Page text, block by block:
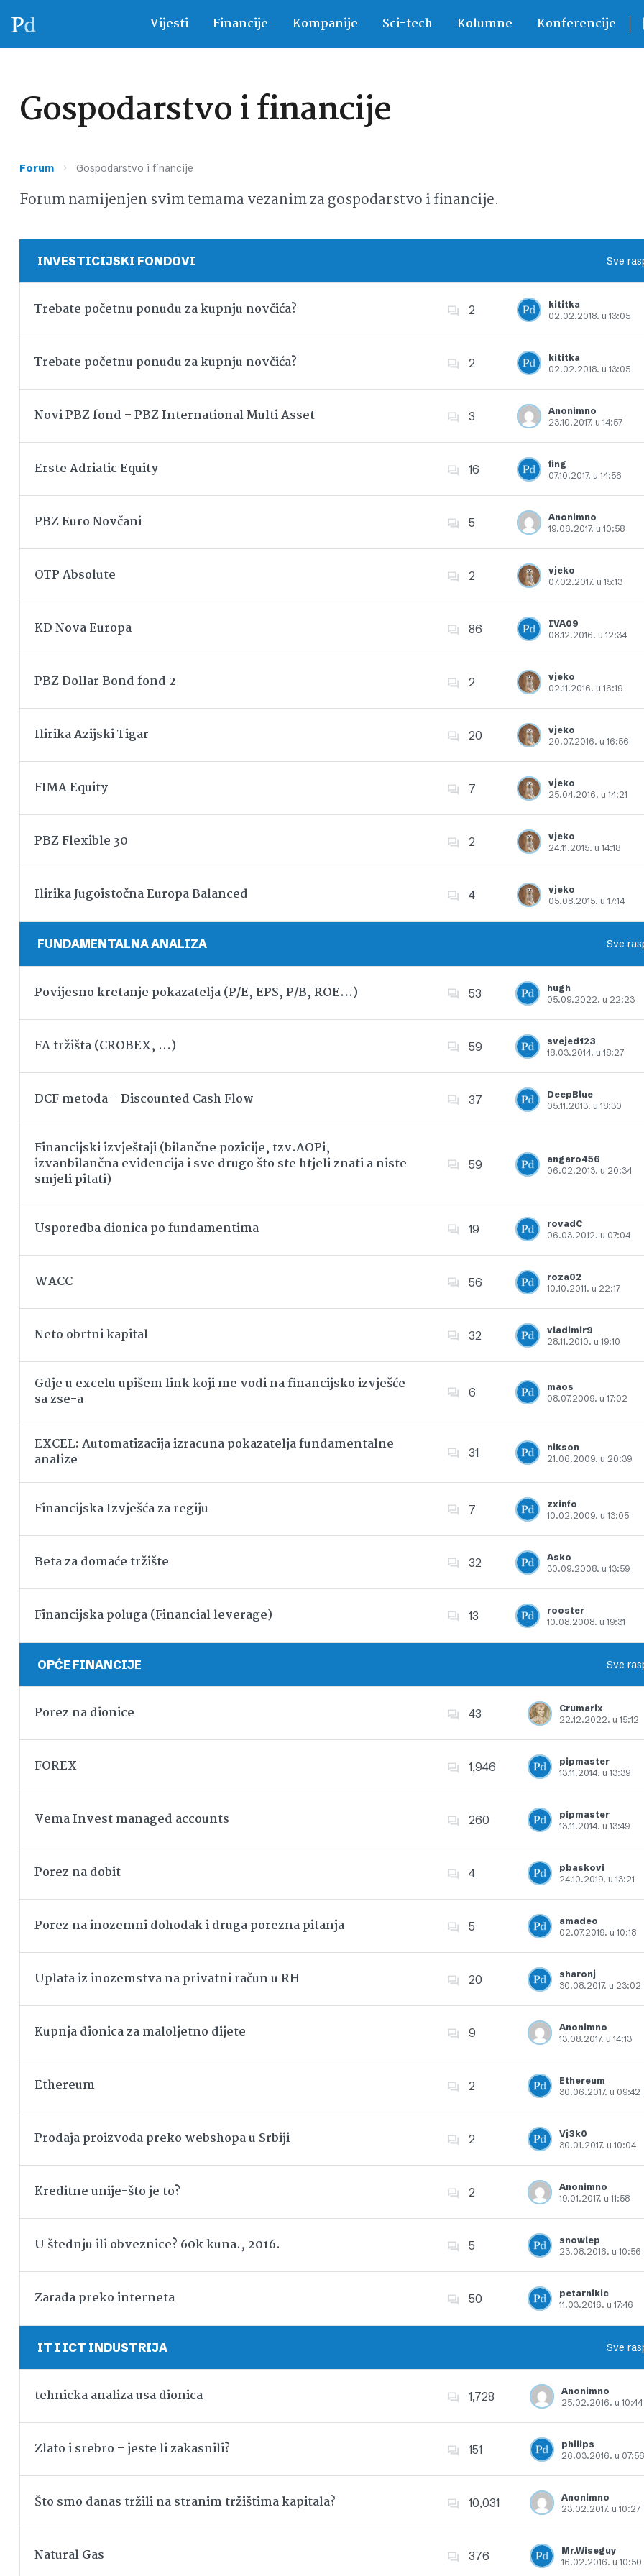
Vijesti Financije Kompanije Sci-tech Kolumne Konferencije
Gospodarstvo i financije
Forum › Gospodarstvo i financije
Forum namijenjen svim temama vezanim za gospodarstvo i financije.
INVESTICIJSKI FONDOVI Sve
Trebate početnu ponudu za kupnju novčića? 2
kititka
02.02.2018. u 13:05
Dodajte u favorite
Trebate početnu ponudu za kupnju novčića? 2
kititka
02.02.2018. u 13:05
Dodajte u favorite
Novi PBZ fond – PBZ International Multi Asset 3
Anonimno
23.10.2017. u 14:57
Dodajte u favorite
Erste Adriatic Equity 16
fing
07.10.2017. u 14:56
Dodajte u favorite
PBZ Euro Novčani 5
Anonimno
19.06.2017. u 10:58
Dodajte u favorite
OTP Absolute 2
vjeko
07.02.2017. u 15:13
Dodajte u favorite
KD Nova Europa 86
IVA09
08.12.2016. u 12:34
Dodajte u favorite
PBZ Dollar Bond fond 2 2
vjeko
02.11.2016. u 16:19
Dodajte u favorite
Ilirika Azijski Tigar 20
vjeko
20.07.2016. u 16:56
Dodajte u favorite
FIMA Equity 7
vjeko
25.04.2016. u 14:21
Dodajte u favorite
PBZ Flexible 30 2
vjeko
24.11.2015. u 14:18
Dodajte u favorite
Ilirika Jugoistočna Europa Balanced 4
vjeko
05.08.2015. u 17:14
Dodajte u favorite
FUNDAMENTALNA ANALIZA Sve
Povijesno kretanje pokazatelja (P/E, EPS, P/B, ROE…) 53
hugh
05.09.2022. u 22:23
Dodajte u favorite
FA tržišta (CROBEX, …) 59
svejed123
18.03.2014. u 18:27
Dodajte u favorite
DCF metoda – Discounted Cash Flow 37
DeepBlue
05.11.2013. u 18:30
Financijski izvještaji (bilančne pozicije, tzv.AOPi,
izvanbilančna evidencija i sve drugo što ste htjeli znati a niste
smjeli pitati)
59
angaro456
06.02.2013. u 20:34
Usporedba dionica po fundamentima 19
rovadC
06.03.2012. u 07:04
Dodajte u favorite
WACC 56
roza02
10.10.2011. u 22:17
Dodajte u favorite
Neto obrtni kapital 32
vladimir9
28.11.2010. u 19:10
Gdje u excelu upišem link koji me vodi na financijsko izvješće
sa zse-a
6
maos
08.07.2009. u 17:02
EXCEL: Automatizacija izracuna pokazatelja fundamentalne
analize
31
nikson
21.06.2009. u 20:39
Financijska Izvješća za regiju 7
zxinfo
10.02.2009. u 13:05
Dodajte u favorite
Beta za domaće tržište 32
Asko
30.09.2008. u 13:59
Dodajte u favorite
Financijska poluga (Financial leverage) 13
rooster
10.08.2008. u 19:31
Dodajte u favorite
OPĆE FINANCIJE Sve
Porez na dionice 43
Crumarix
22.12.2022. u 15:12
Dodajte u favorite
FOREX 1,946
pipmaster
13.11.2014. u 13:39
Dodajte u favorite
Vema Invest managed accounts 260
pipmaster
13.11.2014. u 13:49
Dodajte u favorite
Porez na dobit 4
pbaskovi
24.10.2019. u 13:21
Dodajte u favorite
Porez na inozemni dohodak i druga porezna pitanja 5
amadeo
02.07.2019. u 10:18
Dodajte u favorite
Uplata iz inozemstva na privatni račun u RH 20
sharonj
30.08.2017. u 23:02
Dodajte u favorite
Kupnja dionica za maloljetno dijete 9
Anonimno
13.08.2017. u 14:13
Dodajte u favorite
Ethereum 2
Ethereum
30.06.2017. u 09:42
Dodajte u favorite
Prodaja proizvoda preko webshopa u Srbiji 2
Vj3k0
30.01.2017. u 10:04
Dodajte u favorite
Kreditne unije-što je to? 2
Anonimno
19.01.2017. u 11:58
Dodajte u favorite
U štednju ili obveznice? 60k kuna., 2016. 5
snowlep
23.08.2016. u 10:56
Dodajte u favorite
Zarada preko interneta 50
petarnikic
11.03.2016. u 17:46
Dodajte u favorite
IT I ICT INDUSTRIJA Sve
tehnicka analiza usa dionica 1,728
Anonimno
25.02.2016. u 10:44
Dodajte u favorite
Zlato i srebro – jeste li zakasnili? 151
philips
26.03.2016. u 07:56
Dodajte u favorite
Što smo danas tržili na stranim tržištima kapitala? 10,031
Anonimno
23.02.2017. u 10:27
Dodajte u favorite
Natural Gas 376
Mr.Wiseguy
16.02.2016. u 10:50